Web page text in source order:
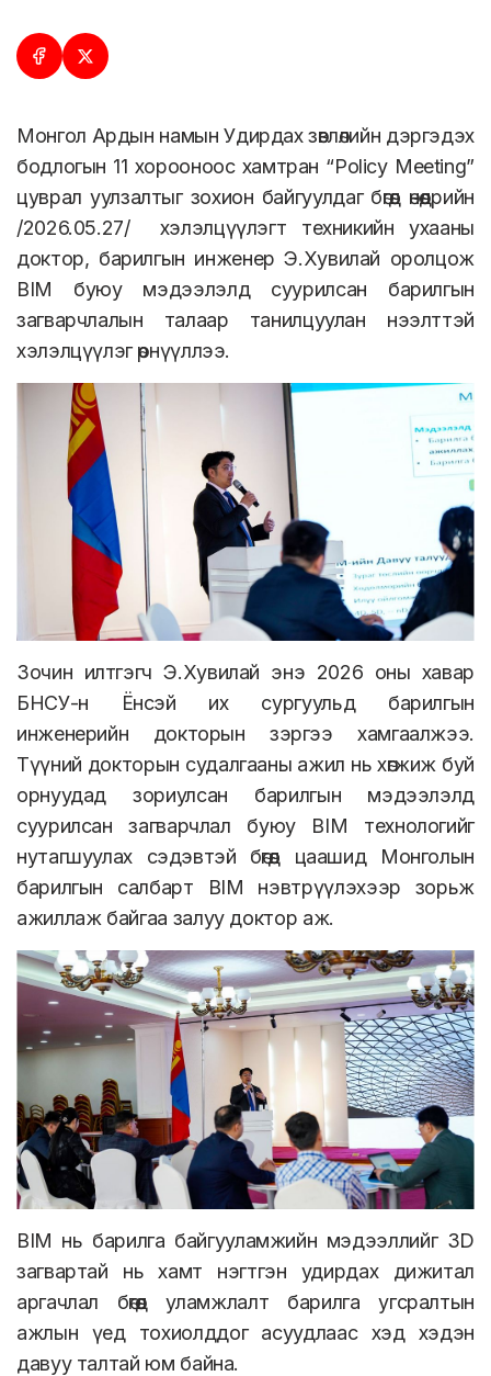
Монгол Ардын намын Удирдах зөвлөлийн дэргэдэх
бодлогын 11 хорооноос хамтран “Policy Meeting”
цуврал уулзалтыг зохион байгуулдаг бөгөөд өнөөдрийн
/2026.05.27/ хэлэлцүүлэгт техникийн ухааны
доктор, барилгын инженер Э.Хувилай оролцож
BIM буюу мэдээлэлд суурилсан барилгын
загварчлалын талаар танилцуулан нээлттэй
хэлэлцүүлэг өрнүүллээ.
Зочин илтгэгч Э.Хувилай энэ 2026 оны хавар
БНСУ-н Ёнсэй их сургуульд барилгын
инженерийн докторын зэргээ хамгаалжээ.
Түүний докторын судалгааны ажил нь хөгжиж буй
орнуудад зориулсан барилгын мэдээлэлд
суурилсан загварчлал буюу BIM технологийг
нутагшуулах сэдэвтэй бөгөөд цаашид Монголын
барилгын салбарт BIM нэвтрүүлэхээр зорьж
ажиллаж байгаа залуу доктор аж.
BIM нь барилга байгууламжийн мэдээллийг 3D
загвартай нь хамт нэгтгэн удирдах дижитал
аргачлал бөгөөд уламжлалт барилга угсралтын
ажлын үед тохиолддог асуудлаас хэд хэдэн
давуу талтай юм байна.